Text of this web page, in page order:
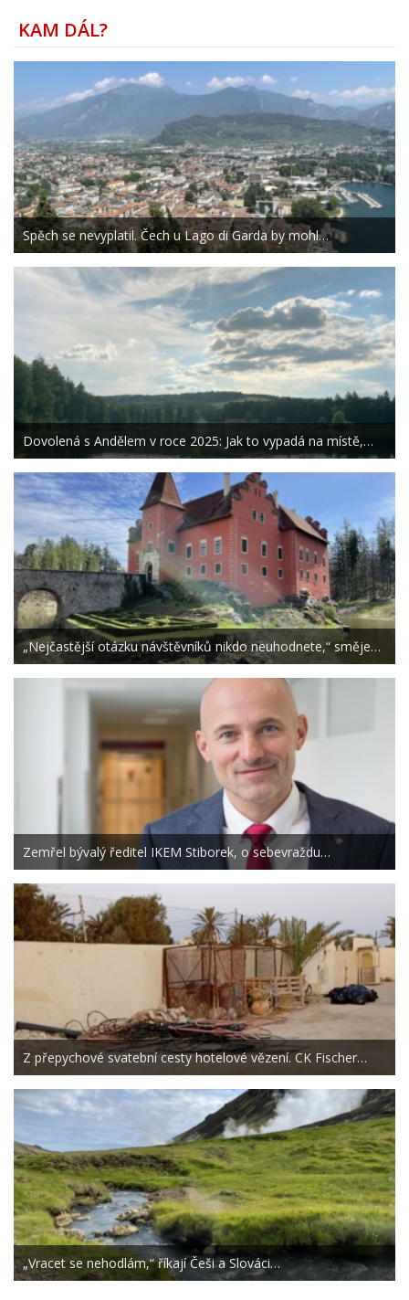
KAM DÁL?
Spěch se nevyplatil. Čech u Lago di Garda by mohl…
Dovolená s Andělem v roce 2025: Jak to vypadá na místě,…
„Nejčastější otázku návštěvníků nikdo neuhodnete,“ směje…
Zemřel bývalý ředitel IKEM Stiborek, o sebevraždu…
Z přepychové svatební cesty hotelové vězení. CK Fischer…
„Vracet se nehodlám,“ říkají Češi a Slováci…